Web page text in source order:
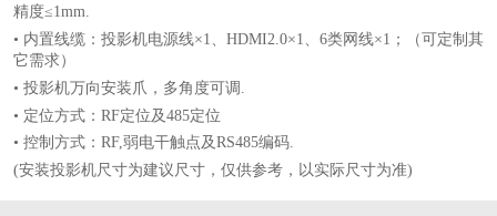
精度≤1mm.
• 内置线缆：投影机电源线×1、HDMI2.0×1、6类网线×1；（可定制其
它需求）
• 投影机万向安装爪，多角度可调.
• 定位方式：RF定位及485定位
• 控制方式：RF,弱电干触点及RS485编码.
(安装投影机尺寸为建议尺寸，仅供参考，以实际尺寸为准)